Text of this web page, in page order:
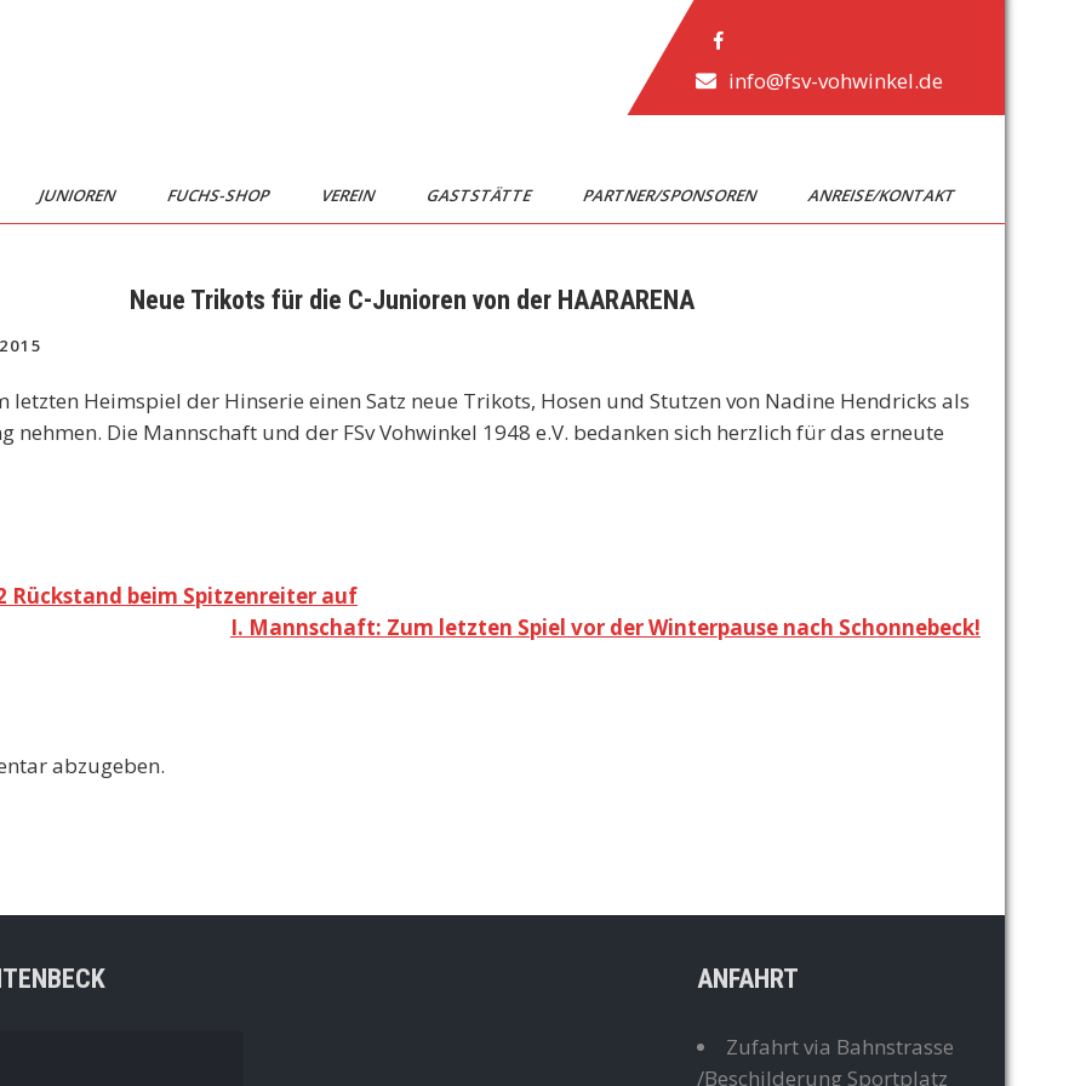
info@fsv-vohwinkel.de
JUNIOREN FUCHS-SHOP VEREIN GASTSTÄTTE PARTNER/SPONSOREN ANREISE/KONTAKT
Neue Trikots für die C-Junioren von der HAARARENA
letzten Heimspiel der Hinserie einen Satz neue Trikots, Hosen und Stutzen von Nadine Hendricks als
nehmen. Die Mannschaft und der FSv Vohwinkel 1948 e.V. bedanken sich herzlich für das erneute
Rückstand beim Spitzenreiter auf
I. Mannschaft: Zum letzten Spiel vor der Winterpause nach Schonnebeck!
abzugeben.
ANFAHRT
Zufahrt via Bahnstrasse
/Beschilderung Sportplatz